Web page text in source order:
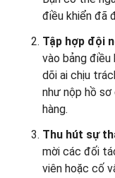
điều khiển đã
Tập hợp đội
vào bảng điều
dõi ai chịu
như nộp hồ sơ
hàng.
Thu hút sự
mời các đối
viên hoặc cố